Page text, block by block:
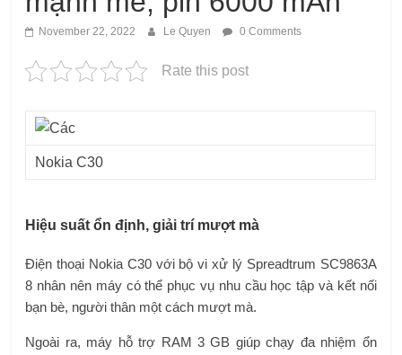
November 22, 2022 Le Quyen 0 Comments
Rate this post
Nokia C30
Hiệu suất ổn định, giải trí mượt mà
Điện thoại Nokia C30 với bộ vi xử lý Spreadtrum SC9863A
8 nhân nên máy có thể phục vụ nhu cầu học tập và kết nối
bạn bè, người thân một cách mượt mà.
Ngoài ra, máy hỗ trợ RAM 3 GB giúp chạy đa nhiệm ổn